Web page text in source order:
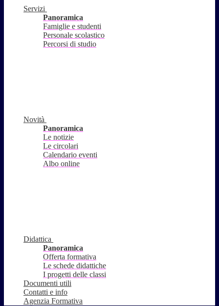
Servizi
Panoramica
Famiglie e studenti
Personale scolastico
Percorsi di studio
Novità
Panoramica
Le notizie
Le circolari
Calendario eventi
Albo online
Didattica
Panoramica
Offerta formativa
Le schede didattiche
I progetti delle classi
Documenti utili
Contatti e info
Agenzia Formativa